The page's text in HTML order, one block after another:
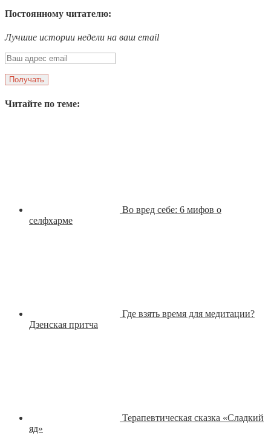
Постоянному читателю:
Лучшие истории недели на ваш email
Читайте по теме:
Во вред себе: 6 мифов о
селфхарме
Где взять время для медитации?
Дзенская притча
Терапевтическая сказка «Сладкий
яд»